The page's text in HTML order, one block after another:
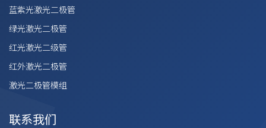
蓝紫光激光二极管
绿光激光二极管
红光激光二级管
红外激光二极管
激光二极管模组
联系我们